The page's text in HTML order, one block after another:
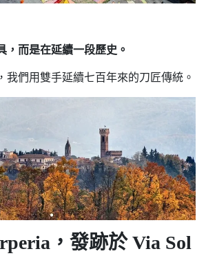
，而是在延續一段歷史。
我們用雙手延續七百年來的刀匠傳統。
，發跡於 Via Sol